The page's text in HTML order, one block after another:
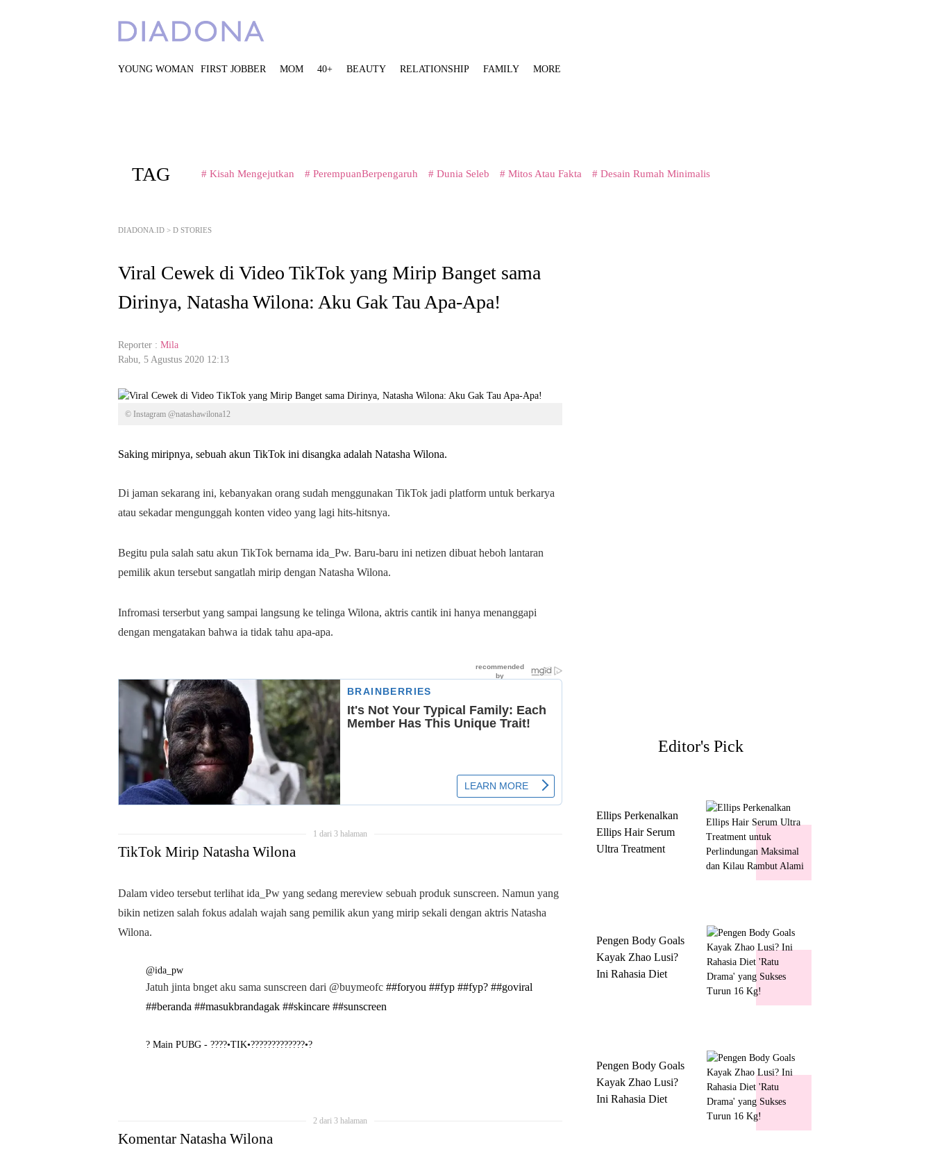
YOUNG WOMAN FIRST JOBBER MOM 40+ BEAUTY RELATIONSHIP FAMILY MORE
TAG # Kisah Mengejutkan # PerempuanBerpengaruh # Dunia Seleb # Mitos Atau Fakta # Desain Rumah Minimalis
DIADONA.ID > D STORIES
Viral Cewek di Video TikTok yang Mirip Banget sama
Dirinya, Natasha Wilona: Aku Gak Tau Apa-Apa!
Reporter : Mila
Rabu, 5 Agustus 2020 12:13
© Instagram @natashawilona12
Saking miripnya, sebuah akun TikTok ini disangka adalah Natasha Wilona.
Di jaman sekarang ini, kebanyakan orang sudah menggunakan TikTok jadi platform untuk berkarya
atau sekadar mengunggah konten video yang lagi hits-hitsnya.
Begitu pula salah satu akun TikTok bernama ida_Pw. Baru-baru ini netizen dibuat heboh lantaran
pemilik akun tersebut sangatlah mirip dengan Natasha Wilona.
Infromasi terserbut yang sampai langsung ke telinga Wilona, aktris cantik ini hanya menanggapi
dengan mengatakan bahwa ia tidak tahu apa-apa.
1 dari 3 halaman
TikTok Mirip Natasha Wilona
Dalam video tersebut terlihat ida_Pw yang sedang mereview sebuah produk sunscreen. Namun yang
bikin netizen salah fokus adalah wajah sang pemilik akun yang mirip sekali dengan aktris Natasha
Wilona.
@ida_pw
Jatuh jinta bnget aku sama sunscreen dari @buymeofc ##foryou ##fyp ##fyp? ##goviral
##beranda ##masukbrandagak ##skincare ##sunscreen
? Main PUBG - ????•TIK•?????????????•?
2 dari 3 halaman
Komentar Natasha Wilona
Editor's Pick
Ellips Perkenalkan
Ellips Hair Serum
Ultra Treatment
Pengen Body Goals
Kayak Zhao Lusi?
Ini Rahasia Diet
Pengen Body Goals
Kayak Zhao Lusi?
Ini Rahasia Diet